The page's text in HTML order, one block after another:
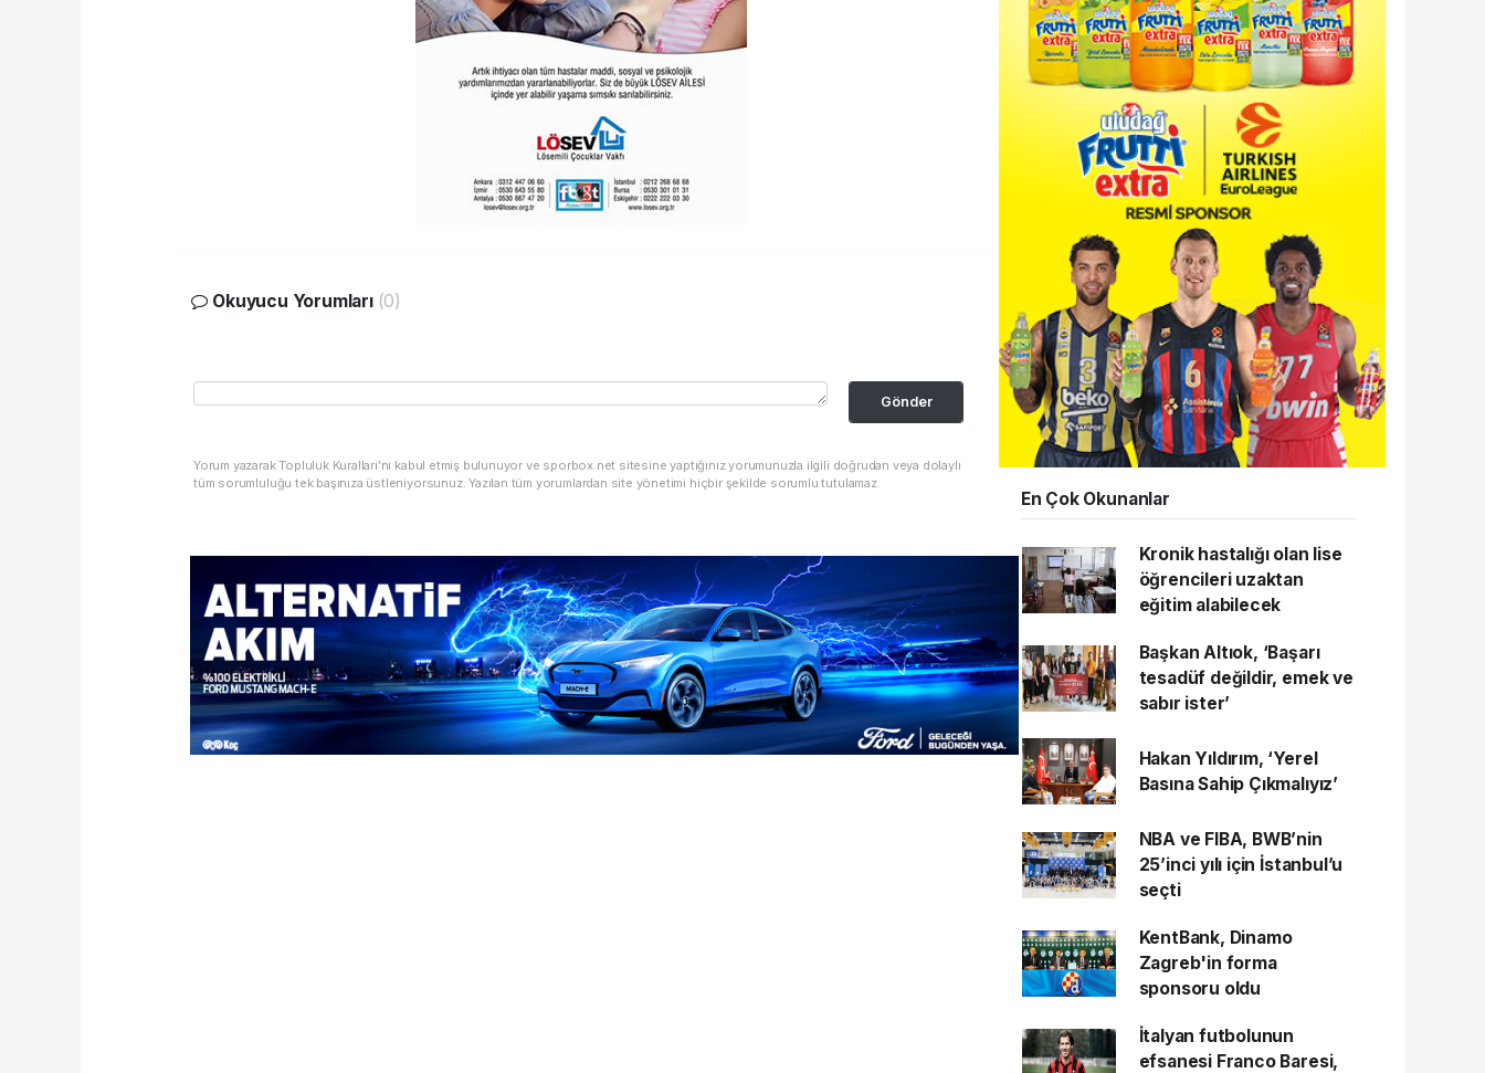
Okuyucu Yorumları (0)
Gönder
Yorum yazarak Topluluk Kuralları’nı kabul etmiş bulunuyor ve sporbox.net sitesine yaptığınız yorumunuzla ilgili doğrudan veya dolaylı
tüm sorumluluğu tek başınıza üstleniyorsunuz. Yazılan tüm yorumlardan site yönetimi hiçbir şekilde sorumlu tutulamaz.
En Çok Okunanlar
Kronik hastalığı olan lise
öğrencileri uzaktan
eğitim alabilecek
Başkan Altıok, ‘Başarı
tesadüf değildir, emek ve
sabır ister’
Hakan Yıldırım, ‘Yerel
Basına Sahip Çıkmalıyız’
NBA ve FIBA, BWB’nin
25’inci yılı için İstanbul’u
seçti
KentBank, Dinamo
Zagreb'in forma
sponsoru oldu
İtalyan futbolunun
efsanesi Franco Baresi,